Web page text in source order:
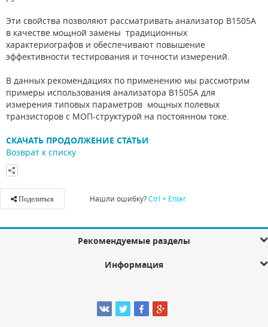
Эти свойства позволяют рассматривать анализатор B1505A
в качестве мощной замены традиционных
характериографов и обеспечивают повышение
эффективности тестирования и точности измерений.
В данных рекомендациях по применению мы рассмотрим
примеры использования анализатора B1505A для
измерения типовых параметров мощных полевых
транзисторов с МОП-структурой на постоянном токе.
СКАЧАТЬ ПРОДОЛЖЕНИЕ СТАТЬИ
Возврат к списку
Поделиться Нашли ошибку?Ctrl + Enter
Рекомендуемые разделы
Информация